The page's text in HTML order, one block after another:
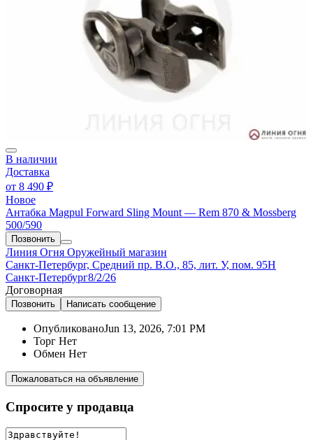
В наличии
Доставка
от 8 490 ₽
Новое
Антабка Magpul Forward Sling Mount — Rem 870 & Mossberg
500/590
Позвонить
Линия Огня Оружейный магазин
Санкт-Петербург, Средний пр. В.О., 85, лит. У, пом. 95Н
Санкт-Петербург8/2/26
Договорная
Позвонить Написать сообщение
ОпубликованоJun 13, 2026, 7:01 PM
Торг Нет
Обмен Нет
Пожаловаться на объявление
Спросите у продавца